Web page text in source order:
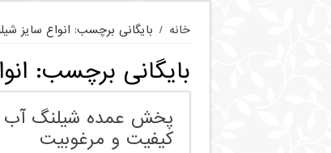
خانه / بایگانی برچسب: انواع سایز
بایگانی برچسب:
پخش عمده شیلنگ آب
کیفیت و مرغوبیت